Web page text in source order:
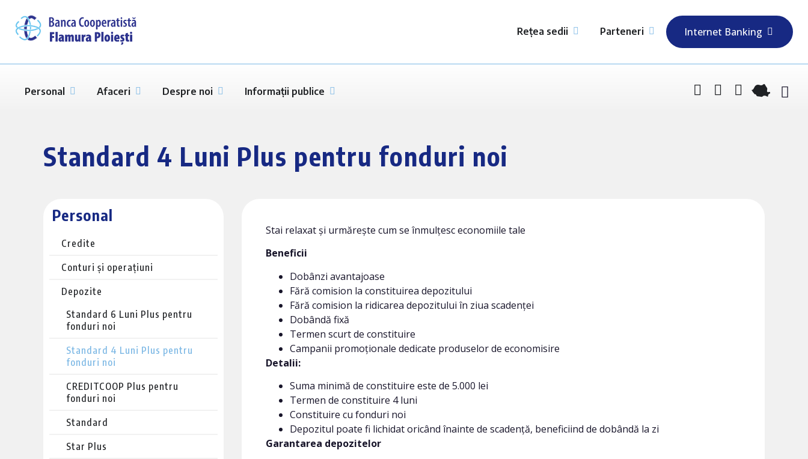
Rețea sedii Parteneri Internet Banking
Personal Afaceri Despre noi Informații publice
Standard 4 Luni Plus pentru fonduri noi
Personal
Credite
Conturi și operațiuni
Depozite
Standard 6 Luni Plus pentru
fonduri noi
Standard 4 Luni Plus pentru
fonduri noi
CREDITCOOP Plus pentru
fonduri noi
Standard
Star Plus
Stai relaxat și urmărește cum se înmulțesc economiile tale
Beneficii
Dobânzi avantajoase
Fără comision la constituirea depozitului
Fără comision la ridicarea depozitului în ziua scadenței
Dobândă fixă
Termen scurt de constituire
Campanii promoționale dedicate produselor de economisire
Detalii:
Suma minimă de constituire este de 5.000 lei
Termen de constituire 4 luni
Constituire cu fonduri noi
Depozitul poate fi lichidat oricând înainte de scadență, beneficiind de dobândă la zi
Garantarea depozitelor